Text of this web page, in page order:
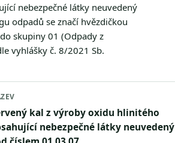
nebezpečné látky neuvedený
odpadů se značí hvězdičkou
skupiny 01 (Odpady z
vyhlášky č. 8/2021 Sb.
kal z výroby oxidu hlinitého
nebezpečné látky neuvedený